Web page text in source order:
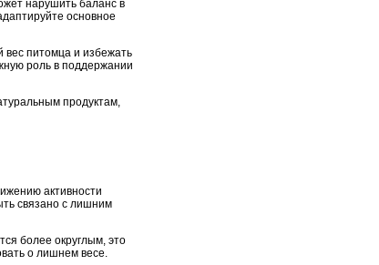
нарушить баланс в
основное
питомца и избежать
роль в поддержании
продуктам,
активности
связано с лишним
более округлым, это
о лишнем весе.